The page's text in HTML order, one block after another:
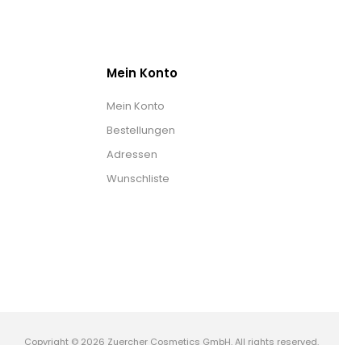
Mein Konto
Mein Konto
Bestellungen
Adressen
Wunschliste
Copyright © 2026 Zuercher Cosmetics GmbH. All rights reserved.